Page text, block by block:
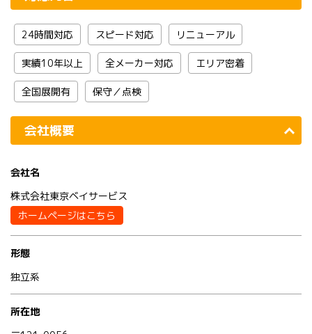
24時間対応 スピード対応 リニューアル
実績10年以上 全メーカー対応 エリア密着
全国展開有 保守／点検
会社概要
会社名
株式会社東京ベイサービス
ホームページはこちら
形態
独立系
所在地